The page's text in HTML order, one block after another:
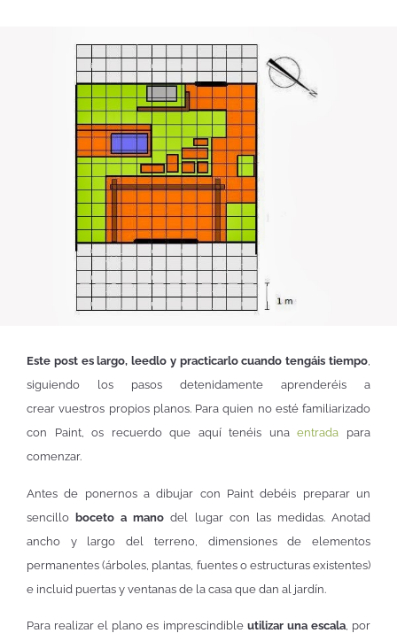
Este post es largo, leedlo y practicarlo cuando tengáis tiempo,
siguiendo los pasos detenidamente aprenderéis a
crear vuestros propios planos. Para quien no esté familiarizado
con Paint, os recuerdo que aquí tenéis unaentrada para
comenzar.
Antes de ponernos a dibujar con Paint debéis preparar un
sencilloboceto a mano del lugar con las medidas. Anotad
ancho y largo del terreno, dimensiones de elementos
permanentes (árboles, plantas, fuentes o estructuras existentes)
e incluid puertas y ventanas de la casa que dan al jardín.
Para realizar el plano es imprescindible utilizar una escala, por